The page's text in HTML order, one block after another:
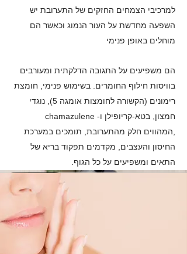
למרכיבי הצמחים החזקים של התערובת יש
השפעה מחדשת על העור הנמוג וכאשר הם
מוחלים באופן פנימי
הם משפיעים על התגובה הדלקתית ומעורבים
בוויסות חילוף החומרים. בשימוש פנימי, חומצת
רימונים (הקשורה לחומצות אומגה 5), נוגדי
חמצון, בטא-קריופילן ו- chamazulene
,המהווים חלק מהתערובת, תומכים במערכת
החיסון והעצבים, מקדמים תפקוד בריא של
התאים ומשפיעים על כל הגוף.